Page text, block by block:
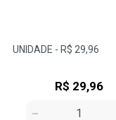
R$ 29,96